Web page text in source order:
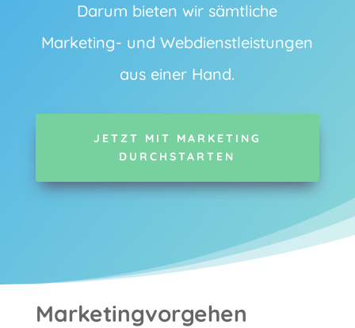
Darum bieten wir sämtliche
Marketing- und Webdienstleistungen
aus einer Hand.
JETZT MIT MARKETING
DURCHSTARTEN
Marketingvorgehen